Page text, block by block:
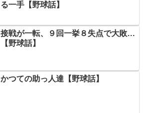
る一手【野球話】
接戦が一転、９回一挙８失点で大敗…
【野球話】
かつての助っ人達【野球話】